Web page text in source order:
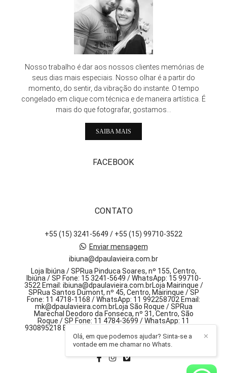
Nosso trabalho é dar aos nossos clientes memórias de
seus dias mais especiais. Nosso olhar é a partir do
momento, do sentir, da vibração do instante. O tempo
congelado em clique com técnica e de maneira artística. É
mais do que fotografar, gostamos...
SAIBA MAIS
FACEBOOK
CONTATO
+55 (15) 3241-5649 / +55 (15) 99710-3522
Enviar mensagem
ibiuna@dpaulavieira.com.br
Loja Ibiúna / SPRua Pinduca Soares, nº 155, Centro,
Ibiúna / SP Fone: 15 3241-5649 / WhatsApp: 15 99710-
3522 Email: ibiuna@dpaulavieira.com.brLoja Mairinque /
SPRua Santos Dumont, nº 45, Centro, Mairinque / SP
Fone: 11 4718-1168 / WhatsApp: 11 992258702 Email:
mk@dpaulavieira.com.brLoja São Roque / SPRua
Marechal Deodoro da Fonseca, nº 31, Centro, São
Roque / SP Fone: 11 4784-3699 / WhatsApp: 11
930895218 Email: sr@dpaulavieira.com.br, 155 - centro
Ibiúna / SP
✕
Olá, em que podemos ajudar? Sinta-se a
vontade em me chamar no Whats.